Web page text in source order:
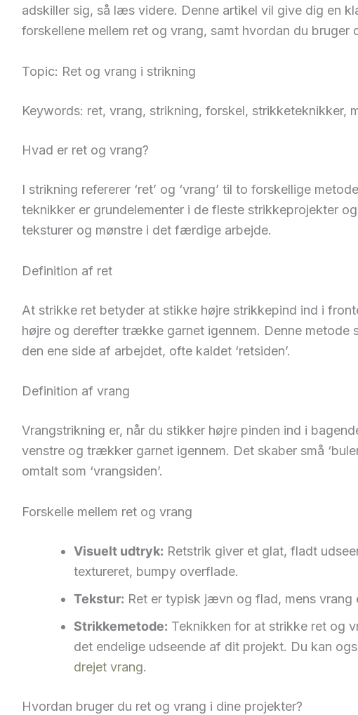
adskiller sig, så læs videre. Denne artikel vil give dig en
forskellene mellem ret og vrang, samt hvordan du bruger
Topic: Ret og vrang i strikning
Keywords: ret, vrang, strikning, forskel, strikketeknikker,
Hvad er ret og vrang?
I strikning refererer ‘ret’ og ‘vrang’ til to forskellige
teknikker er grundelementer i de fleste strikkeprojekter
teksturer og mønstre i det færdige arbejde.
Definition af ret
At strikke ret betyder at stikke højre strikkepind ind i
højre og derefter trække garnet igennem. Denne
den ene side af arbejdet, ofte kaldet ‘retsiden’.
Definition af vrang
Vrangstrikning er, når du stikker højre pinden ind i
venstre og trækker garnet igennem. Det skaber små
omtalt som ‘vrangsiden’.
Forskelle mellem ret og vrang
Visuelt udtryk: Retstrik giver et glat, fladt
textureret, bumpy overflade.
Tekstur: Ret er typisk jævn og flad, mens vrang
Strikkemetode: Teknikken for at strikke ret og
det endelige udseende af dit projekt. Du kan
drejet vrang.
Hvordan bruger du ret og vrang i dine projekter?